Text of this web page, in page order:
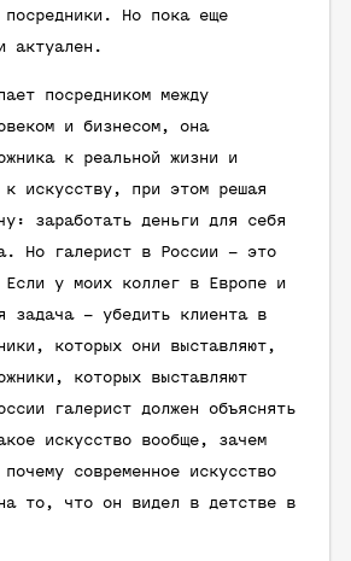
посредники. Но пока еще
актуален.
посредником между
и бизнесом, она
к реальной жизни и
к искусству, при этом решая
заработать деньги для себя
Но галерист в России – это
Если у моих коллег в Европе и
задача – убедить клиента в
которых они выставляют,
которых выставляют
галерист должен объяснять
искусство вообще, зачем
современное искусство
то, что он видел в детстве в